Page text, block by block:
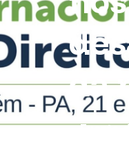
da
Evento